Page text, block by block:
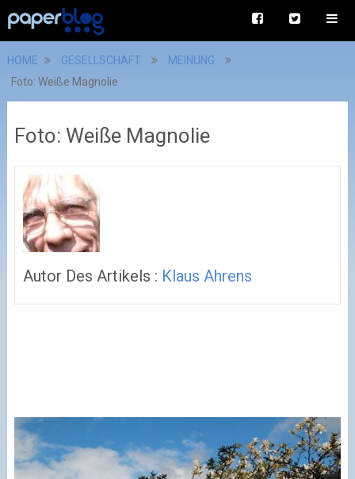
HOME GESELLSCHAFT
MEINUNG
Foto: Weiße Magnolie
Foto: Weiße Magnolie
Autor Des Artikels : Klaus Ahrens